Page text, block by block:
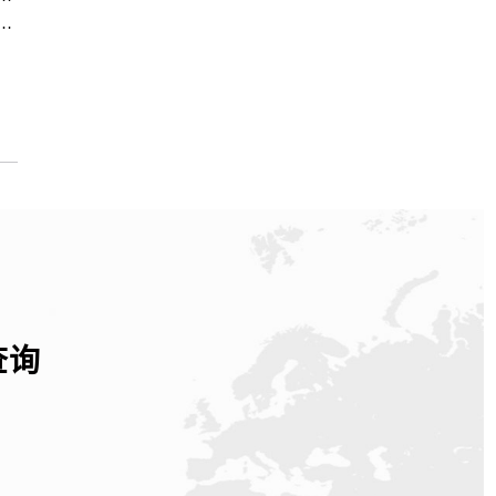
方联系电话权威信息公示（2026年7月最新）
询